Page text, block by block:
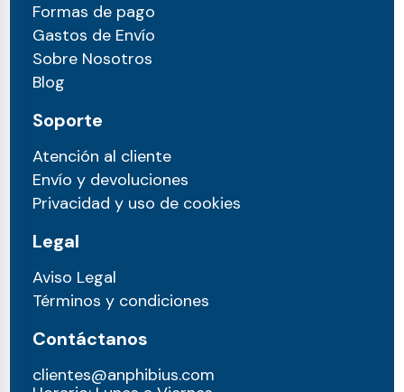
Formas de pago
Gastos de Envío
Sobre Nosotros
Blog
Soporte
Atención al cliente
Envío y devoluciones
Privacidad y uso de cookies
Legal
Aviso Legal
Términos y condiciones
Contáctanos
clientes@anphibius.com